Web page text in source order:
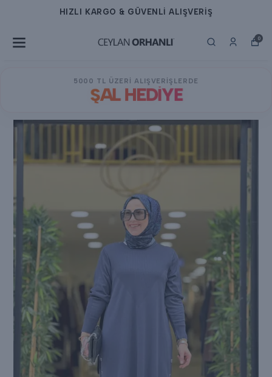
HIZLI KARGO & GÜVENLİ ALIŞVERİŞ
0
5000 TL ÜZERİ ALIŞVERİŞLERDE
ŞAL HEDİYE